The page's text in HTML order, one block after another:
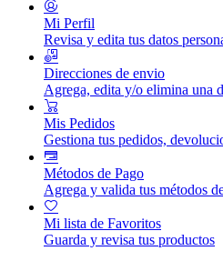
Mi Perfil
Revisa y edita tus datos
Direcciones de envio
Agrega, edita y/o elimina una
Mis Pedidos
Gestiona tus pedidos,
Métodos de Pago
Agrega y valida tus métodos
Mi lista de Favoritos
Guarda y revisa tus productos